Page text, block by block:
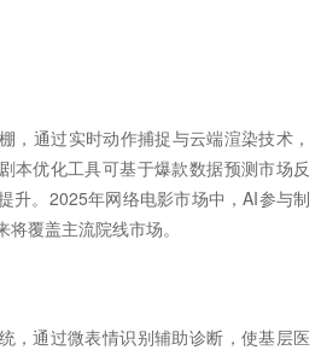
，通过实时动作捕捉与云端渲染技术，
本优化工具可基于爆款数据预测市场反
升。2025年网络电影市场中，AI参与制
覆盖主流院线市场。
，通过微表情识别辅助诊断，使基层医